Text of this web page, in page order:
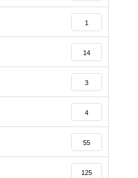
1
14
3
4
55
125